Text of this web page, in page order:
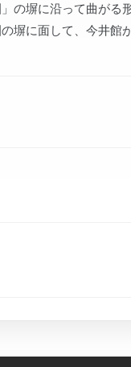
の塀に沿って曲がる形
塀に面して、今井館